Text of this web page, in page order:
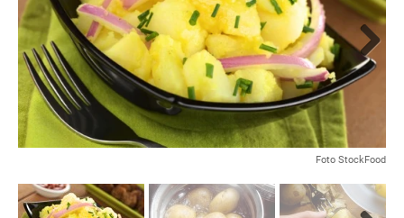
Foto StockFood
Next